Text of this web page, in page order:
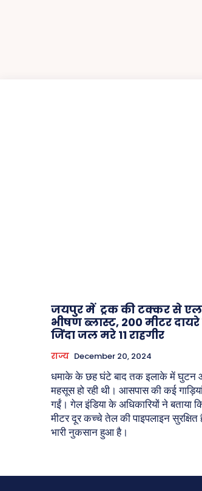
जयपुर में ट्रक की टक्कर से
भीषण ब्लास्ट, 200 मीटर
जिंदा जल मरे 11 राहगीर
राज्य December 20, 2024
धमाके के छह घंटे बाद तक इलाके में
महसूस हो रही थी। आसपास की कई
गईं। गेल इंडिया के अधिकारियों ने बताया
मीटर दूर कच्चे तेल की पाइपलाइन
भारी नुकसान हुआ है।